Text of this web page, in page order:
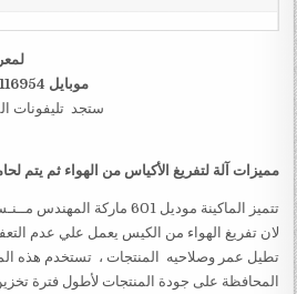
موبايل 01211116954 – 01211116955 – 01211116956–01211116958
ستجد تليفونات
مميزات آلة لتفريغ الأكياس من الهواء ثم يتم لحامها مثل
تتميز الماكينة موديل 601
لان تفريغ الهواء من الكيس يعمل علي عدم
المحافظة على جودة المنتجات لأطول فترة